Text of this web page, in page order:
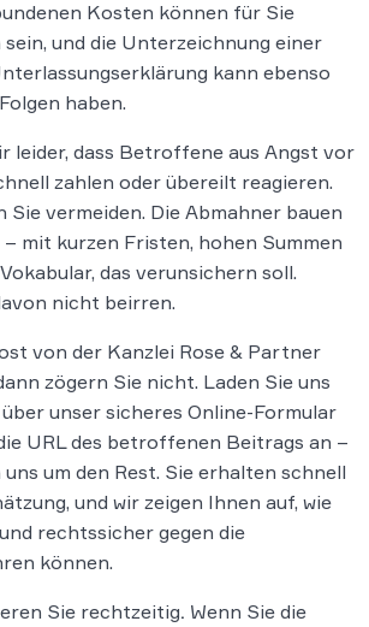
Kosten können für Sie
und die Unterzeichnung einer
kann ebenso
haben.
leider, dass Betroffene aus Angst vor
zahlen oder übereilt reagieren.
Sie vermeiden. Die Abmahner bauen
mit kurzen Fristen, hohen Summen
das verunsichern soll.
nicht beirren.
von der Kanzlei Rose & Partner
zögern Sie nicht. Laden Sie uns
unser sicheres Online-Formular
URL des betroffenen Beitrags an –
um den Rest. Sie erhalten schnell
und wir zeigen Ihnen auf, wie
rechtssicher gegen die
können.
Sie rechtzeitig. Wenn Sie die